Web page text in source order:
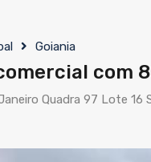
Goiania
com
Quadra 97 Lote 16